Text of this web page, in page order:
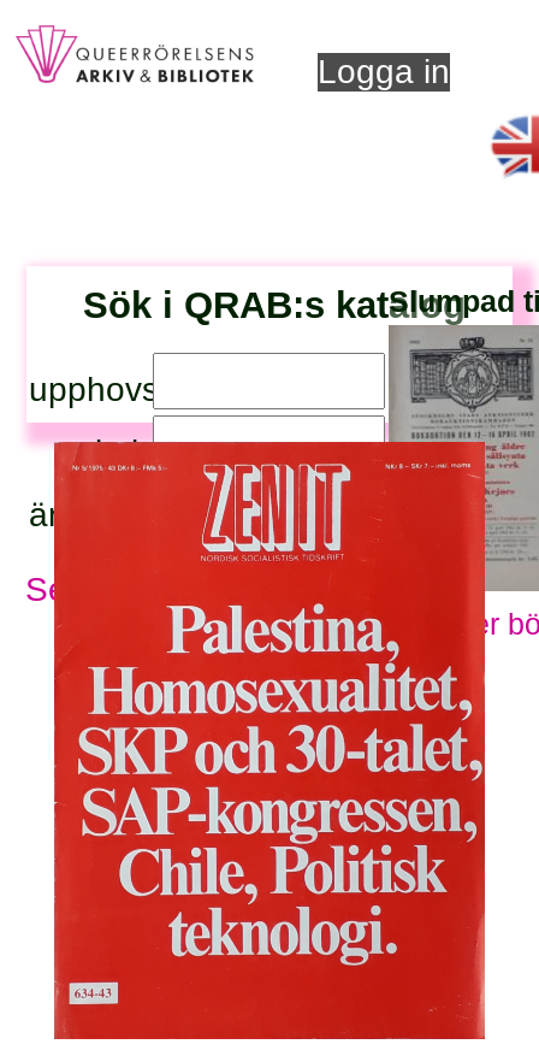
Logga in
Sök i QRAB:s katalog
upphovsperson:
titel:
ämnesord:
Se alla ämnesord
Slumpad
Visa fler